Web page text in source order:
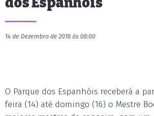
14 de Dezembro de 2018 às 08:00
O Parque dos Espanhóis receberá a
feira (14) até domingo (16) o Mestre